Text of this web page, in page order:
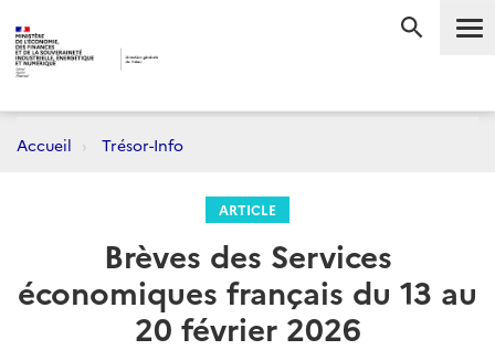
Accueil Trésor-Info
ARTICLE
Brèves des Services
économiques français du 13 au
20 février 2026